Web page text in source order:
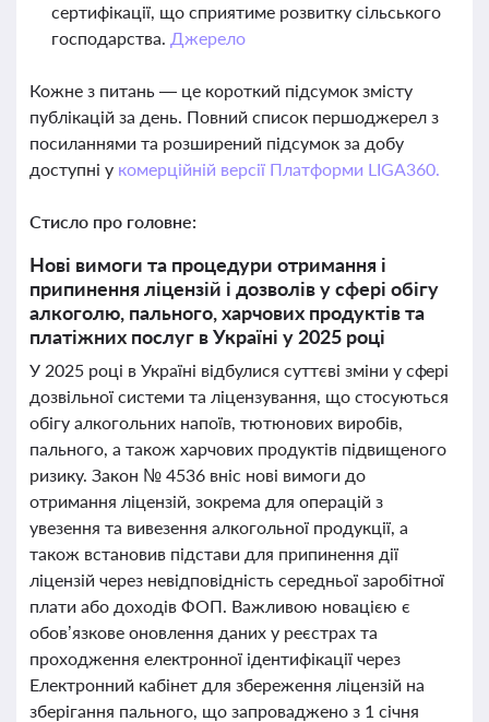
сертифікації, що сприятиме розвитку сільського
господарства. Джерело
Кожне з питань — це короткий підсумок змісту
публікацій за день. Повний список першоджерел з
посиланнями та розширений підсумок за добу
доступні у комерційній версії Платформи LIGA360.
Стисло про головне:
Нові вимоги та процедури отримання і
припинення ліцензій і дозволів у сфері обігу
алкоголю, пального, харчових продуктів та
платіжних послуг в Україні у 2025 році
У 2025 році в Україні відбулися суттєві зміни у сфері
дозвільної системи та ліцензування, що стосуються
обігу алкогольних напоїв, тютюнових виробів,
пального, а також харчових продуктів підвищеного
ризику. Закон № 4536 вніс нові вимоги до
отримання ліцензій, зокрема для операцій з
увезення та вивезення алкогольної продукції, а
також встановив підстави для припинення дії
ліцензій через невідповідність середньої заробітної
плати або доходів ФОП. Важливою новацією є
обов’язкове оновлення даних у реєстрах та
проходження електронної ідентифікації через
Електронний кабінет для збереження ліцензій на
зберігання пального, що запроваджено з 1 січня